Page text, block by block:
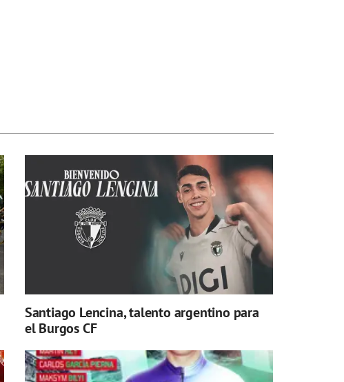
Santiago Lencina, talento argentino para
el Burgos CF